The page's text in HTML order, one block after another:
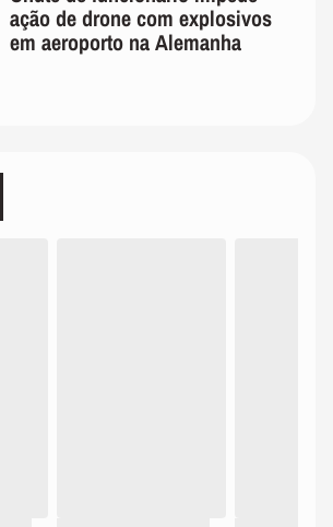
ação de drone com explosivos
em aeroporto na Alemanha